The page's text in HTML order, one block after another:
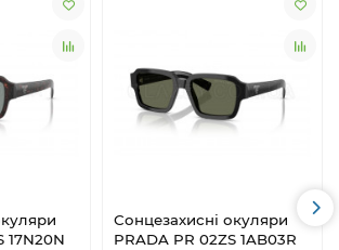
17N20N
Сонцезахисні окуляри
PRADA PR 02ZS 1AB03R